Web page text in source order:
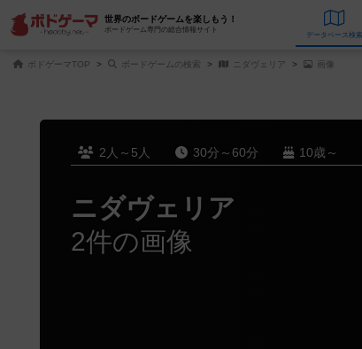
世界のボードゲームを楽しもう！
ボードゲーム専門の総合情報サイト
デー
ボドゲーマTOP ボードゲームの検索 ニダヴェリア 画像
2人～5人 30分～60分 10歳～
ニダヴェリア
2件の画像